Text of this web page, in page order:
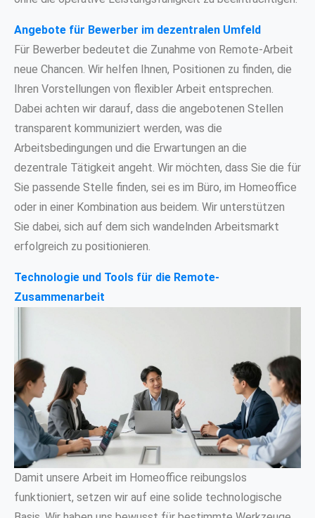
Angebote für Bewerber im dezentralen Umfeld
Für Bewerber bedeutet die Zunahme von Remote-Arbeit
neue Chancen. Wir helfen Ihnen, Positionen zu finden, die
Ihren Vorstellungen von flexibler Arbeit entsprechen.
Dabei achten wir darauf, dass die angebotenen Stellen
transparent kommuniziert werden, was die
Arbeitsbedingungen und die Erwartungen an die
dezentrale Tätigkeit angeht. Wir möchten, dass Sie die für
Sie passende Stelle finden, sei es im Büro, im Homeoffice
oder in einer Kombination aus beidem. Wir unterstützen
Sie dabei, sich auf dem sich wandelnden Arbeitsmarkt
erfolgreich zu positionieren.
Technologie und Tools für die Remote-
Zusammenarbeit
Damit unsere Arbeit im Homeoffice reibungslos
funktioniert, setzen wir auf eine solide technologische